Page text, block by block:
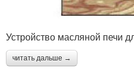
Устройство масляной печи
читать дальше →